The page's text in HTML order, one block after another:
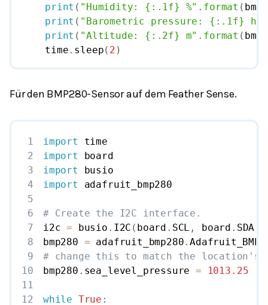
print ( "Humidity: {:.1f} %" . format (
print ( "Barometric pressure: {:.1f}
print ( "Altitude: {:.2f} m" . format (
    time
. sleep( 2 )
Für den BMP280-Sensor auf dem Feather Sense.
1 import
2
import
3
import
4
import
5
6
# Create the I2C interface.
7
i2c = busio . I2C ( board . SCL , board . SDA
8
bmp280 = adafruit_bmp280.
9
# change this to match the location's
10
bmp280 . sea_level_pressure =
1013.25
11
12
while True :